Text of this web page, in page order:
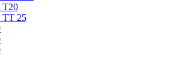
T20
TT 25